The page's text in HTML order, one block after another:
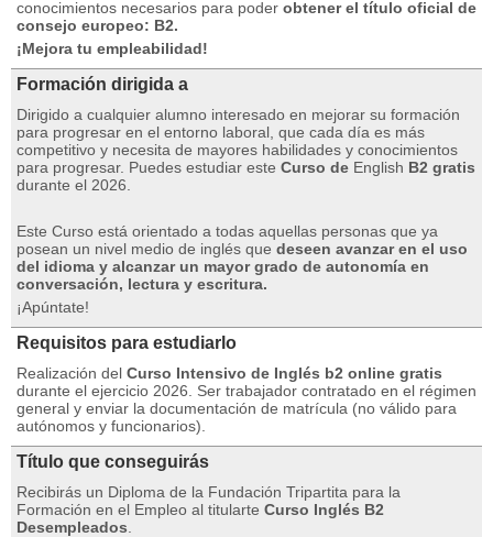
conocimientos necesarios para poder obtener el título oficial de
consejo europeo: B2.
¡Mejora tu empleabilidad!
Formación dirigida a
Dirigido a cualquier alumno interesado en mejorar su formación
para progresar en el entorno laboral, que cada día es más
competitivo y necesita de mayores habilidades y conocimientos
para progresar. Puedes estudiar este Curso de English B2 gratis
durante el 2026.
Este Curso está orientado a todas aquellas personas que ya
posean un nivel medio de inglés que deseen avanzar en el uso
del idioma y alcanzar un mayor grado de autonomía en
conversación, lectura y escritura.
¡Apúntate!
Requisitos para estudiarlo
Realización del Curso Intensivo de Inglés b2 online gratis
durante el ejercicio 2026. Ser trabajador contratado en el régimen
general y enviar la documentación de matrícula (no válido para
autónomos y funcionarios).
Título que conseguirás
Recibirás un Diploma de la Fundación Tripartita para la
Formación en el Empleo al titularte Curso Inglés B2
Desempleados